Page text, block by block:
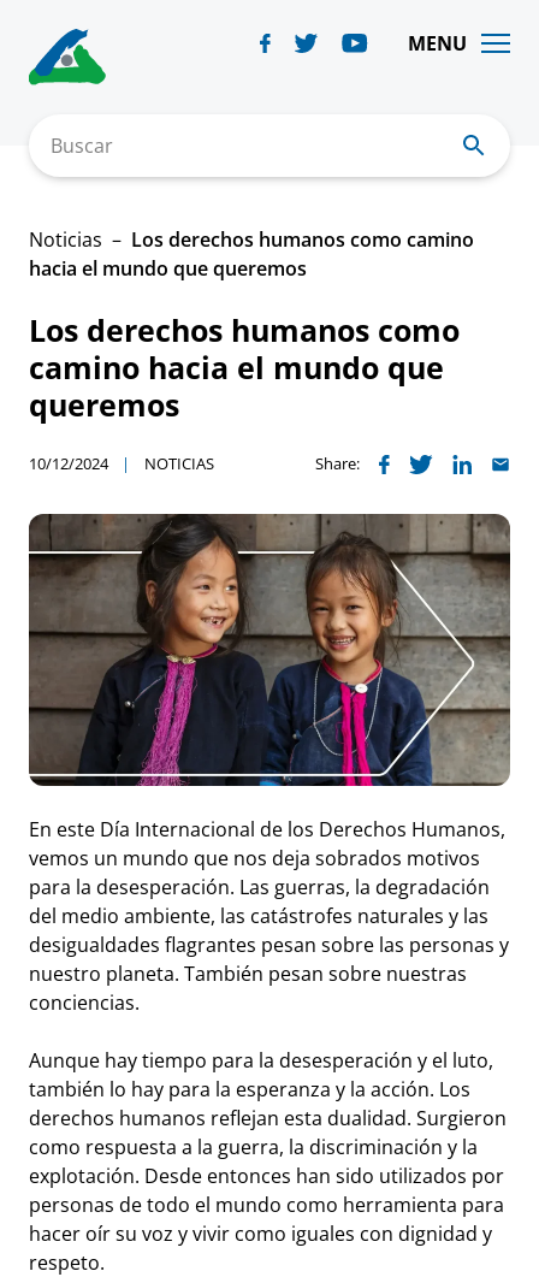
content
MENU
Buscar
Noticias
Los derechos humanos como camino
hacia el mundo que queremos
Los derechos humanos como
camino hacia el mundo que
queremos
10/12/2024 NOTICIAS Share:
En este Día Internacional de los Derechos Humanos,
vemos un mundo que nos deja sobrados motivos
para la desesperación. Las guerras, la degradación
del medio ambiente, las catástrofes naturales y las
desigualdades flagrantes pesan sobre las personas y
nuestro planeta. También pesan sobre nuestras
conciencias.
Aunque hay tiempo para la desesperación y el luto,
también lo hay para la esperanza y la acción. Los
derechos humanos reflejan esta dualidad. Surgieron
como respuesta a la guerra, la discriminación y la
explotación. Desde entonces han sido utilizados por
personas de todo el mundo como herramienta para
hacer oír su voz y vivir como iguales con dignidad y
respeto.